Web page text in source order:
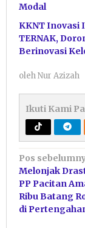
Modal
KKNT Inovasi
TERNAK,
Berinovasi
olehNur Azizah
Ikuti Kami
pos
Pos
Melonjak
PP Pacitan
Ribu Batang
di